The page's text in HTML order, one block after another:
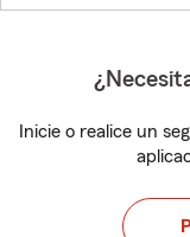
Inicie o realice un